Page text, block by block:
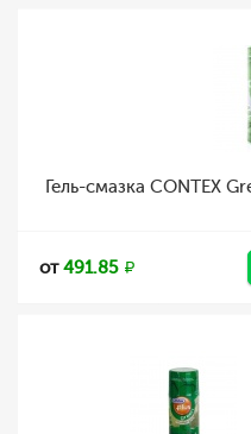
Гель-смазка CONTEX
от491.85